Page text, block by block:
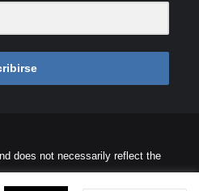
does not necessarily reflect the